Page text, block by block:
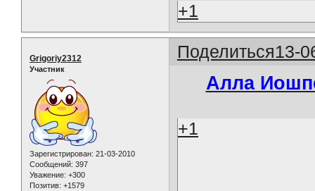
+1
Поделиться13-
Grigoriy2312
Участник
Зарегистрирован: 21-03-2010
Сообщений: 397
Уважение: +300
Позитив: +1579
Алла
+1